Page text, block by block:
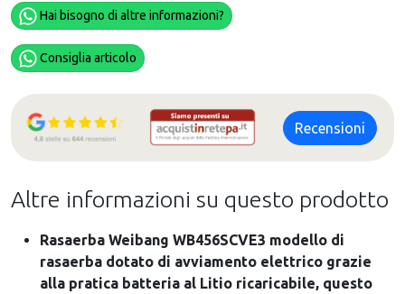
Hai bisogno di altre informazioni?
Consiglia articolo
Recensioni
Altre informazioni su questo prodotto
Rasaerba Weibang WB456SCVE3 modello di
rasaerba dotato di avviamento elettrico grazie
alla pratica batteria al Litio ricaricabile, questo